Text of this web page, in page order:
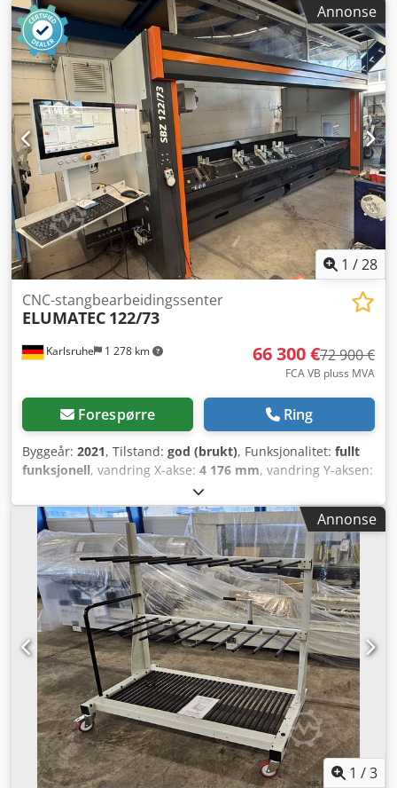
Annonse
1 /28
Karlsruhe 1 278 km
CNC-stangbearbeidingssenter
ELUMATEC 122/73
66 300 €72 900 €
FCA VB pluss MVA
Forespørre Ring
Byggeår: 2021, Tilstand: god (brukt), Funksjonalitet: fullt
funksjonell, vandring X-akse: 4 176 mm, vandring Y-aksen:
, bevegelsesavstand Z-akse:
kontrollerprodusent:ELUMATEC, kontrollermodell:SBZ
122-ELUCAM, effekt:17,5 kW (23,79 hk),
inngangsspenning:400 V, inngangsstrøm:24 A, mating X-
akse:120 m/min, matingshastighet Y-akse:60 m/min,
mating Z-akse:30 m/min, posisjoneringsnøyaktighet:0,1
mm, spindelhastighet (maks.):20 000 o/min,
verktøylengde:150 mm, antall plasser i verktøymagasinet:
12 , ELUMATEC 122/73 CNC-styrt bearbeidingssenter for
lange emner - Frekvens: 50/60 Hz - Maks.
bearbeidingslengde uten bearbeiding av endearealet:
4050 mm - Bearbeidingsretning (bak og foran) Dodpfx
Aozktdzsavswa - Skivefresdiameter: 120 mm -
Spennemekanisme med automatisk forskyvning -
Verktøyholder: HSK-F 63 Merk: Varen må hentes på en
avtalt dato mellom 22.09. og 24.09.2026. Den nøyaktige
Annonse
1 /3